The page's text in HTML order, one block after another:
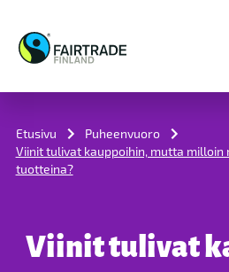
Etusivu
Puheenvuoro
Viinit tulivat kauppoihin, mutta milloin
tuotteina?
Viinit tulivat